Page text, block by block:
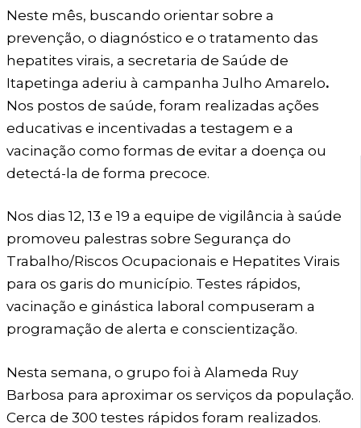
Neste mês, buscando orientar sobre a
prevenção, o diagnóstico e o tratamento das
hepatites virais, a secretaria de Saúde de
Itapetinga aderiu à campanha Julho Amarelo.
Nos postos de saúde, foram realizadas ações
educativas e incentivadas a testagem e a
vacinação como formas de evitar a doença ou
detectá-la de forma precoce.
Nos dias 12, 13 e 19 a equipe de vigilância à saúde
promoveu palestras sobre Segurança do
Trabalho/Riscos Ocupacionais e Hepatites Virais
para os garis do município. Testes rápidos,
vacinação e ginástica laboral compuseram a
programação de alerta e conscientização.
Nesta semana, o grupo foi à Alameda Ruy
Barbosa para aproximar os serviços da população.
Cerca de 300 testes rápidos foram realizados.